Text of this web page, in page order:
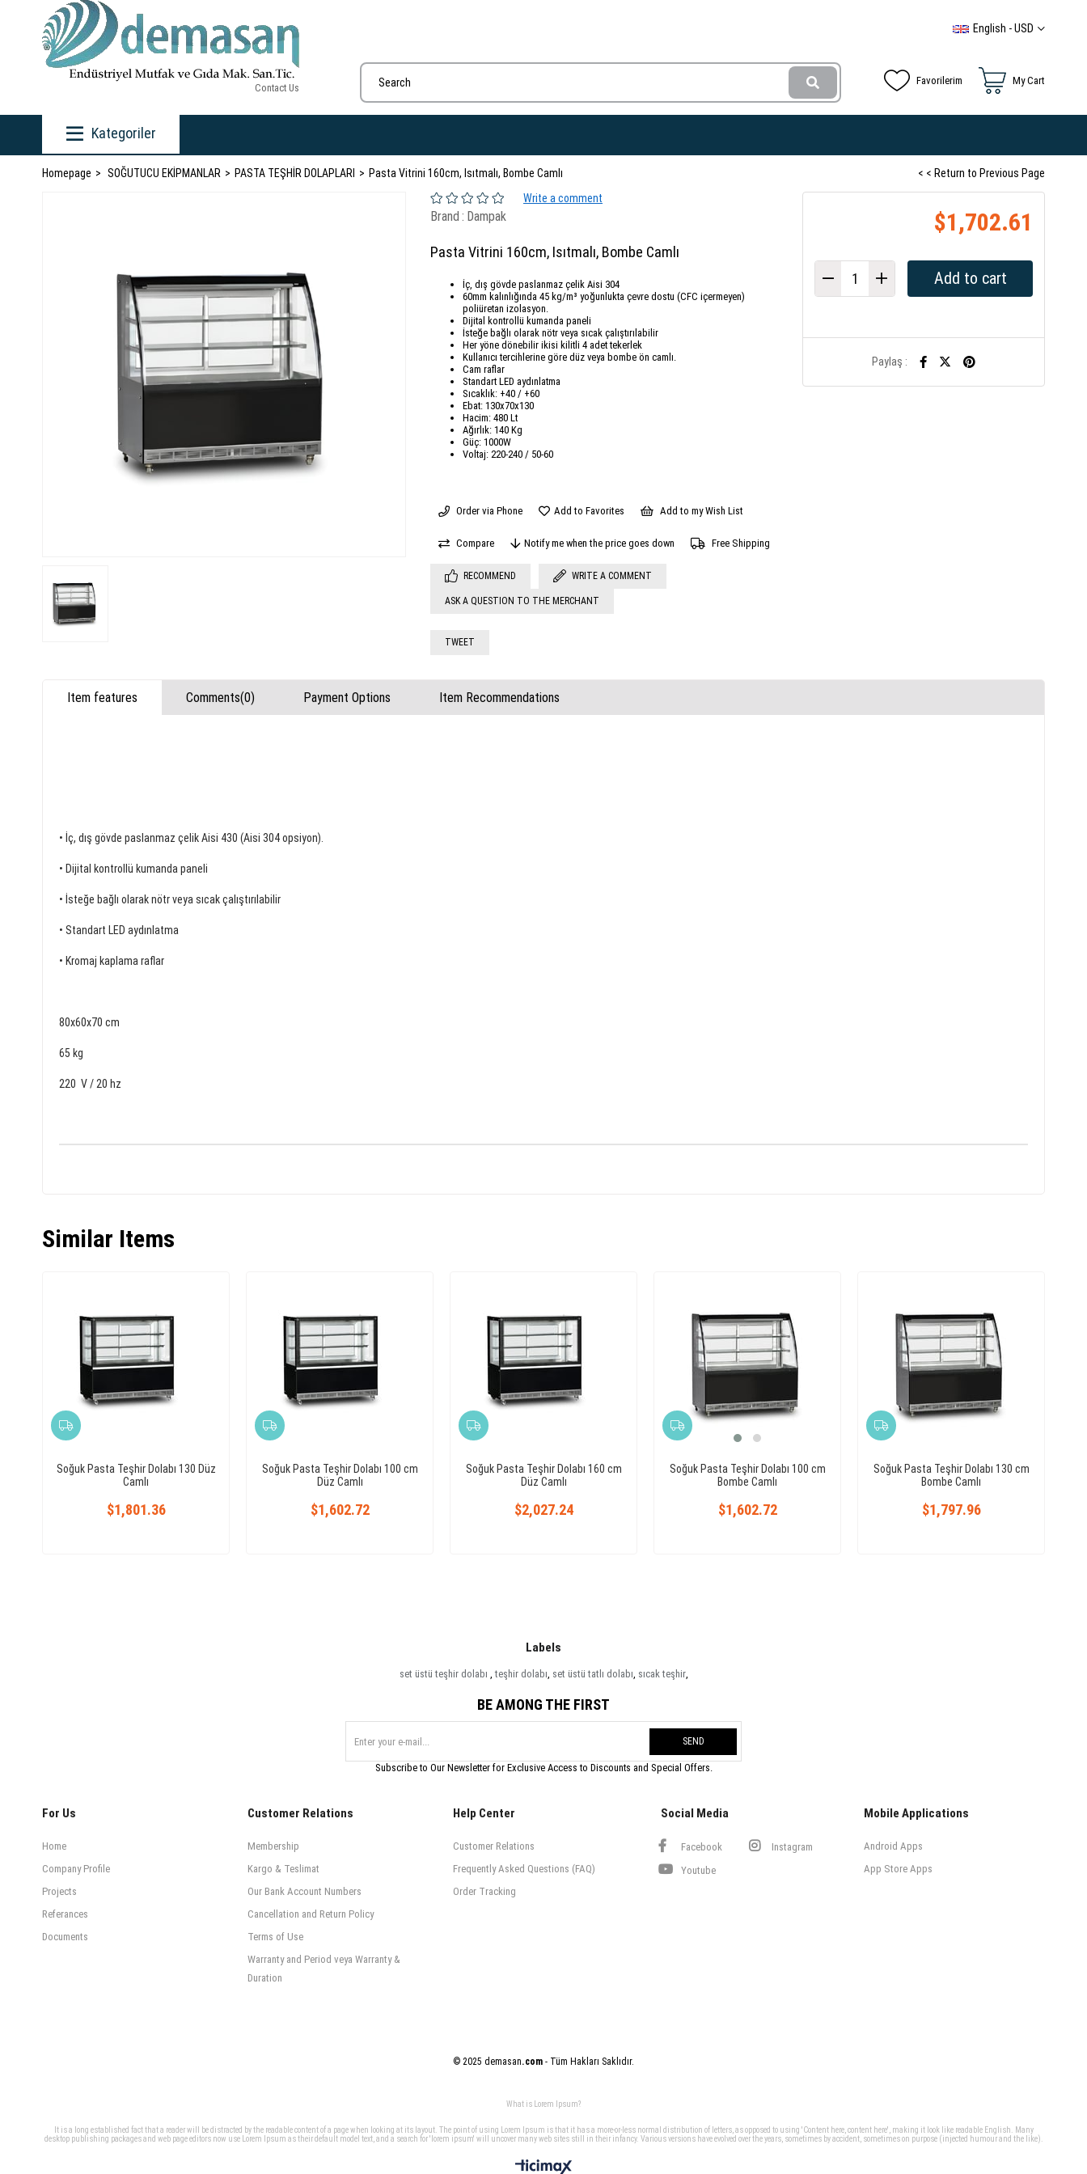
Contact Us
English - USD
My Cart
Favorilerim
Kategoriler
Homepage SOĞUTUCU EKİPMANLAR PASTA TEŞHİR DOLAPLARI Pasta Vitrini 160cm, Isıtmalı, Bombe Camlı
< < Return to Previous Page
Write a comment
Brand : Dampak
Pasta Vitrini 160cm, Isıtmalı, Bombe Camlı
İç, dış gövde paslanmaz çelik Aisi 304
60mm kalınlığında 45 kg/m³ yoğunlukta çevre dostu (CFC içermeyen)
poliüretan izolasyon.
Dijital kontrollü kumanda paneli
İsteğe bağlı olarak nötr veya sıcak çalıştırılabilir
Her yöne dönebilir ikisi kilitli 4 adet tekerlek
Kullanıcı tercihlerine göre düz veya bombe ön camlı.
Cam raflar
Standart LED aydınlatma
Sıcaklık: +40 / +60
Ebat: 130x70x130
Hacim: 480 Lt
Ağırlık: 140 Kg
Güç: 1000W
Voltaj: 220-240 / 50-60
Order via Phone Add to Favorites Add to my Wish List
Compare Notify me when the price goes down Free Shipping
RECOMMEND WRITE A COMMENT
ASK A QUESTION TO THE MERCHANT
TWEET
$1,702.61
Paylaş :
Item features Comments(0) Payment Options Item Recommendations
• İç, dış gövde paslanmaz çelik Aisi 430 (Aisi 304 opsiyon).
• Dijital kontrollü kumanda paneli
• İsteğe bağlı olarak nötr veya sıcak çalıştırılabilir
• Standart LED aydınlatma
• Kromaj kaplama raflar
80x60x70 cm
65 kg
220 V / 20 hz
Similar Items
Soğuk Pasta Teşhir Dolabı 130 Düz
Camlı
$1,801.36
Soğuk Pasta Teşhir Dolabı 100 cm
Düz Camlı
$1,602.72
Soğuk Pasta Teşhir Dolabı 160 cm
Düz Camlı
$2,027.24
Soğuk Pasta Teşhir Dolabı 100 cm
Bombe Camlı
$1,602.72
Soğuk Pasta Teşhir Dolabı 130 cm
Bombe Camlı
$1,797.96
Labels
set üstü teşhir dolabı , teşhir dolabı, set üstü tatlı dolabı, sıcak teşhir,
BE AMONG THE FIRST
SEND
Subscribe to Our Newsletter for Exclusive Access to Discounts and Special Offers.
For Us
Home
Company Profile
Projects
Referances
Documents
Customer Relations
Membership
Kargo & Teslimat
Our Bank Account Numbers
Cancellation and Return Policy
Terms of Use
Warranty and Period veya Warranty &
Duration
Help Center
Customer Relations
Frequently Asked Questions (FAQ)
Order Tracking
Social Media
Facebook
Instagram
Youtube
Mobile Applications
Android Apps
App Store Apps
© 2025 demasan.com - Tüm Hakları Saklıdır.
What is Lorem Ipsum?
It is a long established fact that a reader will be distracted by the readable content of a page when looking at its layout. The point of using Lorem Ipsum is that it has a more-or-less normal distribution of letters, as opposed to using 'Content here, content here', making it look like readable English. Many
desktop publishing packages and web page editors now use Lorem Ipsum as their default model text, and a search for 'lorem ipsum' will uncover many web sites still in their infancy. Various versions have evolved over the years, sometimes by accident, sometimes on purpose (injected humour and the like).